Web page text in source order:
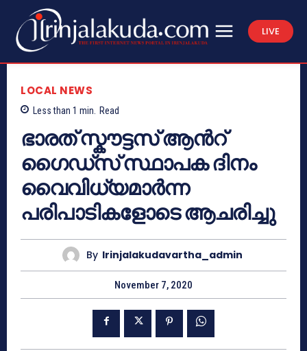
LIVE
LOCAL NEWS
Less than 1 min. Read
ഭാരത് സ്കൗട്ടസ് ആൻറ്
ഗൈഡ്സ് സ്ഥാപക ദിനം
വൈവിധ്യമാർന്ന
പരിപാടികളോടെ ആചരിച്ചു
By Irinjalakudavartha_admin
November 7, 2020